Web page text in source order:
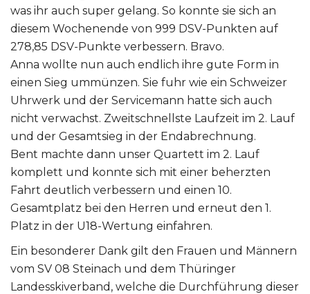
was ihr auch super gelang. So konnte sie sich an
diesem Wochenende von 999 DSV-Punkten auf
278,85 DSV-Punkte verbessern. Bravo.
Anna wollte nun auch endlich ihre gute Form in
einen Sieg ummünzen. Sie fuhr wie ein Schweizer
Uhrwerk und der Servicemann hatte sich auch
nicht verwachst. Zweitschnellste Laufzeit im 2. Lauf
und der Gesamtsieg in der Endabrechnung.
Bent machte dann unser Quartett im 2. Lauf
komplett und konnte sich mit einer beherzten
Fahrt deutlich verbessern und einen 10.
Gesamtplatz bei den Herren und erneut den 1.
Platz in der U18-Wertung einfahren.
Ein besonderer Dank gilt den Frauen und Männern
vom SV 08 Steinach und dem Thüringer
Landesskiverband, welche die Durchführung dieser